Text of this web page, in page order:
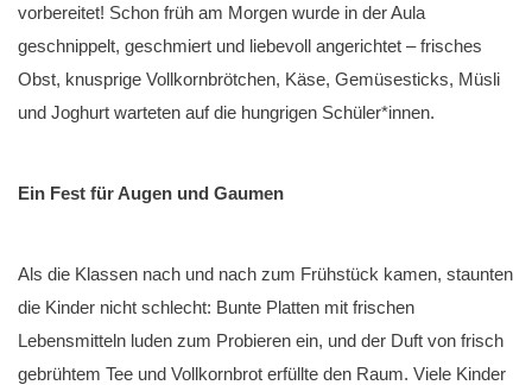
vorbereitet! Schon früh am Morgen wurde in der Aula
geschnippelt, geschmiert und liebevoll angerichtet – frisches
Obst, knusprige Vollkornbrötchen, Käse, Gemüsesticks, Müsli
und Joghurt warteten auf die hungrigen Schüler*innen.
Ein Fest für Augen und Gaumen
Als die Klassen nach und nach zum Frühstück kamen, staunten
die Kinder nicht schlecht: Bunte Platten mit frischen
Lebensmitteln luden zum Probieren ein, und der Duft von frisch
gebrühtem Tee und Vollkornbrot erfüllte den Raum. Viele Kinder